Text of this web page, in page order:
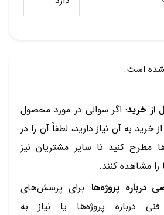
است.
خرید: اگر سوالی در مورد محصول
خرید به آن نیاز دارید، لطفاً آن را در
مطرح کنید تا سایر مشتریان نیز
را مشاهده کنند.
درباره پروژه‌ها: برای پرسش‌های
درباره پروژه‌ها یا نیاز به